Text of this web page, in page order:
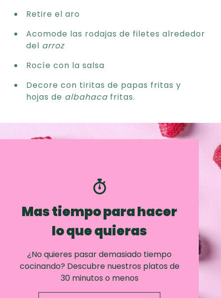
Retire el aro
Acomode las rodajas de filetes alrededor
del arroz
Rocíe con la salsa
Decore con tiritas de papas fritas y
hojas de albahaca fritas.
Mas tiempo para hacer
lo que quieras
¿No quieres pasar demasiado tiempo
cocinando? Descubre nuestros platos de
30 minutos o menos